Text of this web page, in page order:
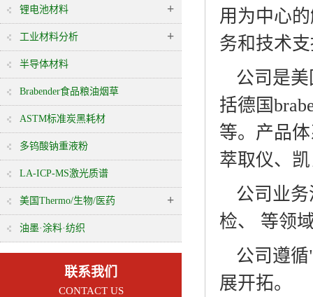
锂电池材料 +
工业材料分析 +
半导体材料
Brabender食品粮油烟草
ASTM标准炭黑耗材
多钨酸钠重液粉
LA-ICP-MS激光质谱
美国Thermo/生物/医药 +
油墨·涂料·纺织
联系我们
CONTACT US
用为中心
务和技术
公司是美
括德国
等。 产品
萃取仪、
公司业
检、 等领
公司遵
展开拓。